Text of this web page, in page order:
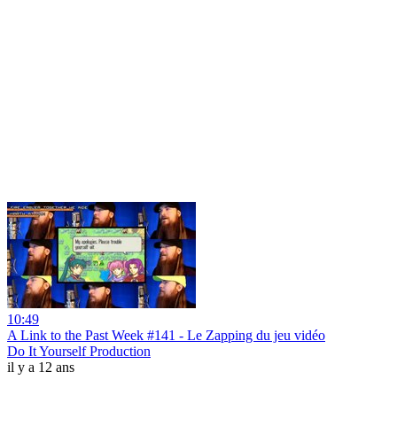
10:49
A Link to the Past Week #141 - Le Zapping du jeu vidéo
Do It Yourself Production
il y a 12 ans